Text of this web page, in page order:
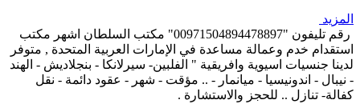
المزيد
رقم تليفون "00971504894478897" مكتب السلطان اشهر مكتب
استقدام خدم وعمالة مساعدة في الإمارات العربية المتحدة , متوفر
لدينا جنسيات اسيوية وافريقية " الفلبين- سيرلانكا - بنجلاديش - الهند
- نيبال - اندونيسيا - ميانمار - .. مؤقت - شهر - عقود دائمة - نقل
كفالة- تنازل .. للحجز والاستشارة .